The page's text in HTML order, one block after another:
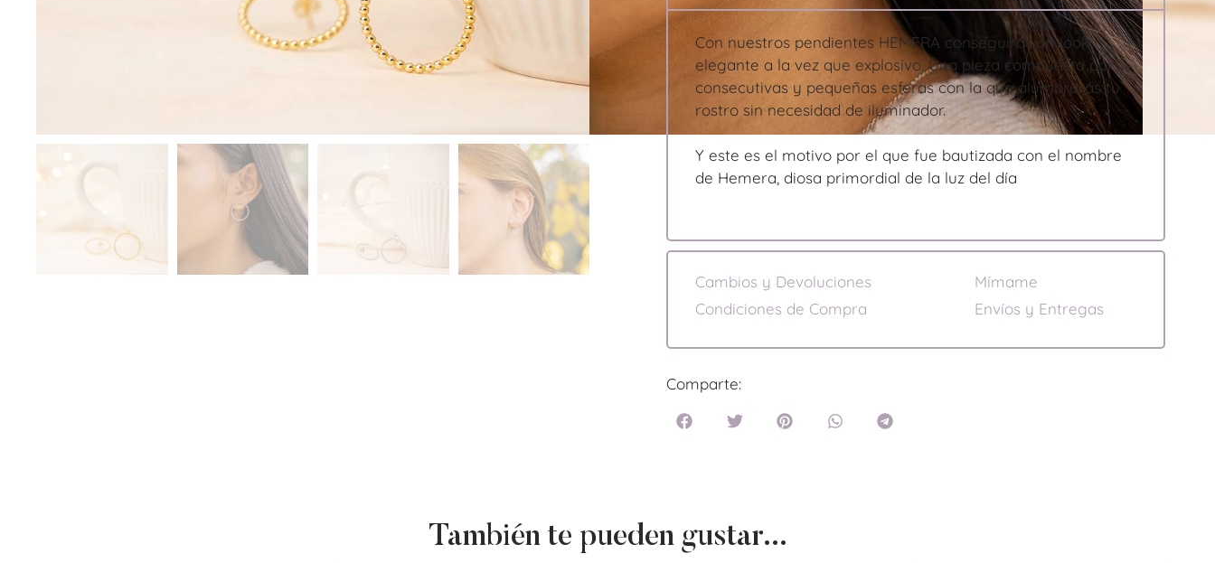
Con nuestros pendientes HEMERA conseguirás un look
elegante a la vez que explosivo. Una pieza compuesta por
consecutivas y pequeñas esferas con la que alumbrarás tu
rostro sin necesidad de iluminador.
Y este es el motivo por el que fue bautizada con el nombre
de Hemera, diosa primordial de la luz del día
Cambios y Devoluciones
Condiciones de Compra
Mímame
Envíos y Entregas
Comparte:
También te pueden gustar...